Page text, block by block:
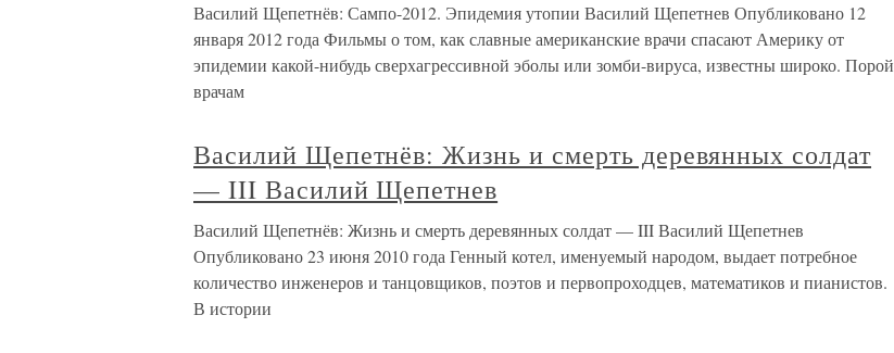
Василий Щепетнёв: Сампо-2012. Эпидемия утопии Василий Щепетнев Опубликовано 12
января 2012 года Фильмы о том, как славные американские врачи спасают Америку от
эпидемии какой-нибудь сверхагрессивной эболы или зомби-вируса, известны широко. Порой
врачам
Василий Щепетнёв: Жизнь и смерть деревянных солдат
— III Василий Щепетнев
Василий Щепетнёв: Жизнь и смерть деревянных солдат — III Василий Щепетнев
Опубликовано 23 июня 2010 года Генный котел, именуемый народом, выдает потребное
количество инженеров и танцовщиков, поэтов и первопроходцев, математиков и пианистов.
В истории